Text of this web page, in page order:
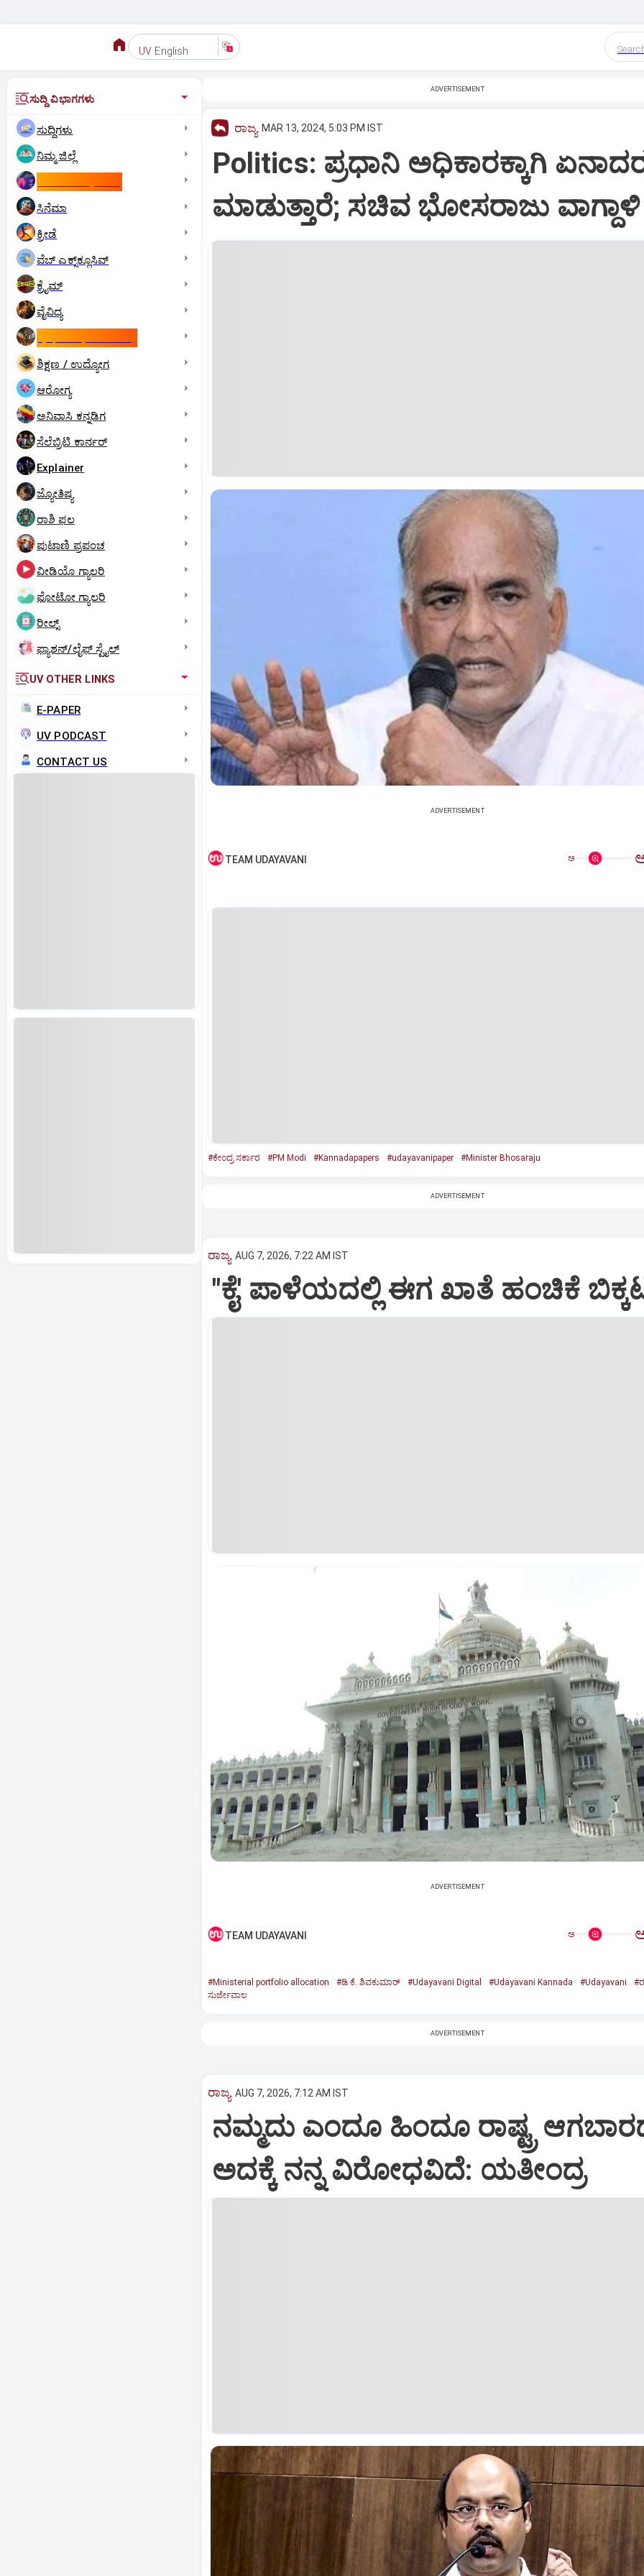
UV English
ಸುದ್ದಿ ವಿಭಾಗಗಳು
ಸುದ್ದಿಗಳು
ನಿಮ್ಮ ಜಿಲ್ಲೆ
ಸಿನೆಮಾ
ಕ್ರೀಡೆ
ವೆಬ್ ಎಕ್ಸ್‌ಕ್ಲೂಸಿವ್
ಕ್ರೈಮ್
ವೈವಿಧ್ಯ
ಶಿಕ್ಷಣ / ಉದ್ಯೋಗ
ಆರೋಗ್ಯ
ಅನಿವಾಸಿ ಕನ್ನಡಿಗ
ಸೆಲೆಬ್ರಿಟಿ ಕಾರ್ನರ್‌
Explainer
ಜ್ಯೋತಿಷ್ಯ
ರಾಶಿ ಫಲ
ಪುಟಾಣಿ ಪ್ರಪಂಚ
ವೀಡಿಯೊ ಗ್ಯಾಲರಿ
ಫೋಟೋ ಗ್ಯಾಲರಿ
ರೀಲ್ಸ್
ಫ್ಯಾಶನ್/ಲೈಫ್‌ ಸ್ಟೈಲ್
UV OTHER LINKS
E-PAPER
UV PODCAST
CONTACT US
ADVERTISEMENT
ರಾಜ್ಯ MAR 13, 2024, 5:03 PM IST
Politics: ಪ್ರಧಾನಿ ಅಧಿಕಾರಕ್ಕಾಗಿ
ಮಾಡುತ್ತಾರೆ; ಸಚಿವ ಭೋಸರಾಜು ವಾಗ್ದಾಳಿ
ADVERTISEMENT
TEAM UDAYAVANI ಅ
#ಕೇಂದ್ರ ಸರ್ಕಾರ #PM Modi #Kannadapapers #udayavanipaper #Minister Bhosaraju
ADVERTISEMENT
ರಾಜ್ಯ AUG 7, 2026, 7:22 AM IST
"ಕೈ' ಪಾಳೆಯದಲ್ಲಿ ಈಗ ಖಾತೆ ಹಂಚಿಕೆ
ADVERTISEMENT
TEAM UDAYAVANI ಅ
#Ministerial portfolio allocation #ಡಿ.ಕೆ. ಶಿವಕುಮಾರ್‌ #Udayavani Digital #Udayavani Kannada #Udayavani
ಸುರ್ಜೇವಾಲ
ADVERTISEMENT
ರಾಜ್ಯ AUG 7, 2026, 7:12 AM IST
ನಮ್ಮದು ಎಂದೂ ಹಿಂದೂ ರಾಷ್ಟ್ರ
ಅದಕ್ಕೆ ನನ್ನ ವಿರೋಧವಿದೆ: ಯತೀಂದ್ರ